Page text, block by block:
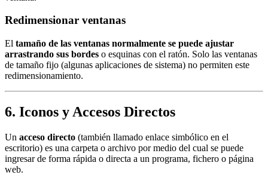
Redimensionar ventanas
El tamaño de las ventanas normalmente se puede ajustar
arrastrando sus bordes o esquinas con el ratón. Solo las ventanas
de tamaño fijo (algunas aplicaciones de sistema) no permiten este
redimensionamiento.
6. Iconos y Accesos Directos
Un acceso directo (también llamado enlace simbólico en el
escritorio) es una carpeta o archivo por medio del cual se puede
ingresar de forma rápida o directa a un programa, fichero o página
web.